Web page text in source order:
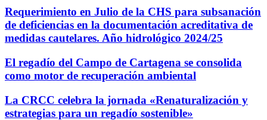
Requerimiento en Julio de la CHS para subsanación
de deficiencias en la documentación acreditativa de
medidas cautelares. Año hidrológico 2024/25
El regadío del Campo de Cartagena se consolida
como motor de recuperación ambiental
La CRCC celebra la jornada «Renaturalización y
estrategias para un regadío sostenible»